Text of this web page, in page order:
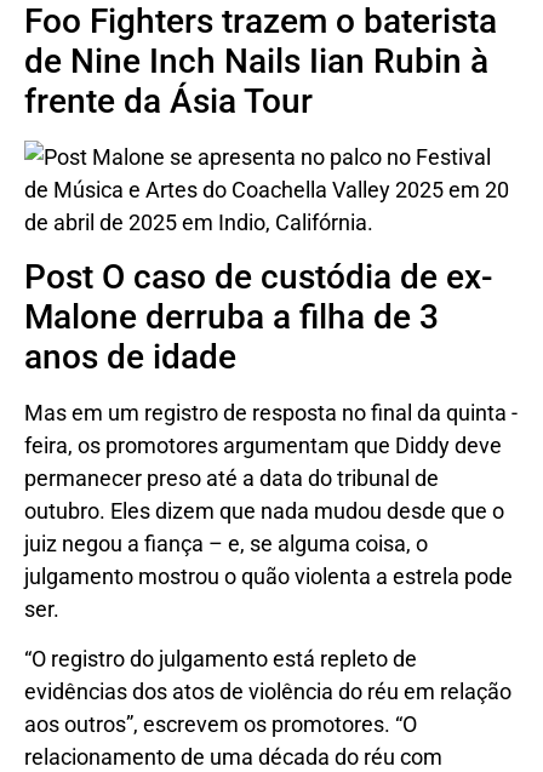
Foo Fighters trazem o baterista
de Nine Inch Nails Iian Rubin à
frente da Ásia Tour
Post O caso de custódia de ex-
Malone derruba a filha de 3
anos de idade
Mas em um registro de resposta no final da quinta -
feira, os promotores argumentam que Diddy deve
permanecer preso até a data do tribunal de
outubro. Eles dizem que nada mudou desde que o
juiz negou a fiança – e, se alguma coisa, o
julgamento mostrou o quão violenta a estrela pode
ser.
“O registro do julgamento está repleto de
evidências dos atos de violência do réu em relação
aos outros”, escrevem os promotores. “O
relacionamento de uma década do réu com